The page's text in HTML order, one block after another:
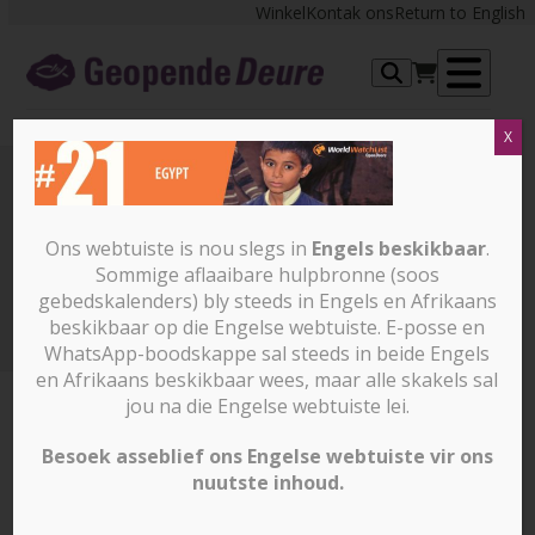
content
WinkelKontak onsReturn to English
Kan jy hierdie 10 lande volgens hul toeriste-attraksies
identifiseer?
ImageHandler-1
Ons webtuiste is nou slegs in Engels beskikbaar.
Sommige aflaaibare hulpbronne (soos
gebedskalenders) bly steeds in Engels en Afrikaans
beskikbaar op die Engelse webtuiste. E-posse en
WhatsApp-boodskappe sal steeds in beide Engels
en Afrikaans beskikbaar wees, maar alle skakels sal
jou na die Engelse webtuiste lei.
Besoek asseblief ons Engelse webtuiste vir ons
nuutste inhoud.
X